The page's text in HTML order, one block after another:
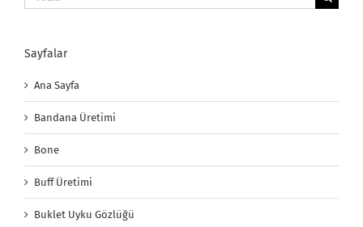
Sayfalar
Ana Sayfa
Bandana Üretimi
Bone
Buff Üretimi
Buklet Uyku Gözlüğü